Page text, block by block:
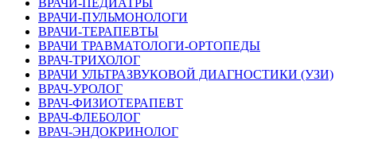
ВРАЧИ-ПЕДИАТРЫ
ВРАЧИ-ПУЛЬМОНОЛОГИ
ВРАЧИ-ТЕРАПЕВТЫ
ВРАЧИ ТРАВМАТОЛОГИ-ОРТОПЕДЫ
ВРАЧ-ТРИХОЛОГ
ВРАЧИ УЛЬТРАЗВУКОВОЙ ДИАГНОСТИКИ (УЗИ)
ВРАЧ-УРОЛОГ
ВРАЧ-ФИЗИОТЕРАПЕВТ
ВРАЧ-ФЛЕБОЛОГ
ВРАЧ-ЭНДОКРИНОЛОГ